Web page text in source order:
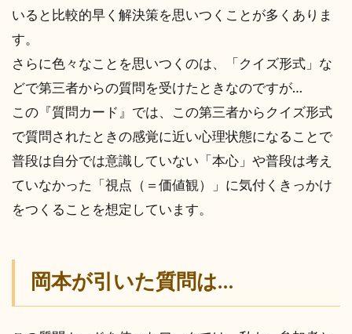
いると比較的早く解決策を思いつくことが多くありま
す。
さらに色々なことを思いつくのは、「クイズ形式」な
どで第三者からの質問を受けたときなのですが…
この『質問カード』では、この第三者からクイズ形式
で質問されたときの感覚に近い心理状態になることで
普段は自分では意識していない「本心」や普段は考え
ていなかった「視点（＝価値観）」に気付くきっかけ
をつくることを想定しています。
岡本が引いた質問は…